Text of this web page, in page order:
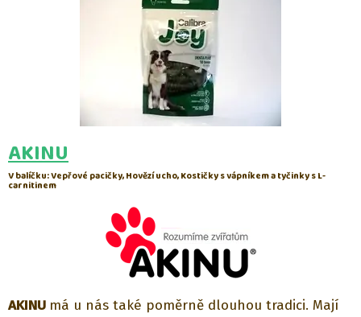
AKINU
V balíčku: Vepřové pacičky, Hovězí ucho, Kostičky s vápníkem a tyčinky s L-
carnitinem
AKINU má u nás také poměrně dlouhou tradici. Mají